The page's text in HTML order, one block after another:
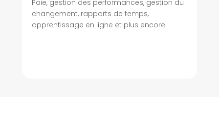
Paie, gestion des performances, gestion du
changement, rapports de temps,
apprentissage en ligne et plus encore.